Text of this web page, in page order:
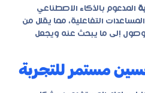
المدعوم بالذكاء الاصطناعي
التفاعلية، مما يقلل من
إلى ما يبحث عنه ويجعل
مستمر للتجربة